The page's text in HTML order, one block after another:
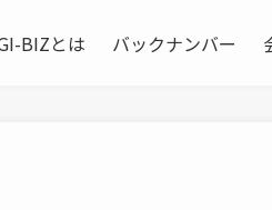
BIZとは バックナンバー